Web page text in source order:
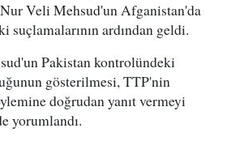
Veli Mehsud'un Afganistan'da
suçlamalarının ardından geldi.
Pakistan kontrolündeki
gösterilmesi, TTP'nin
doğrudan yanıt vermeyi
yorumlandı.